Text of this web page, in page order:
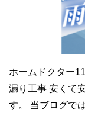
ホームドクター
漏り工事 安くて
す。 当ブログで